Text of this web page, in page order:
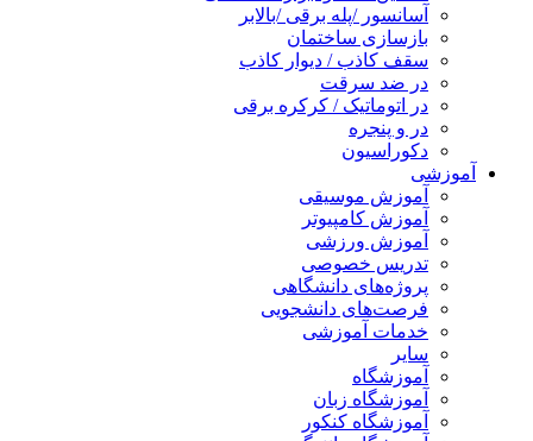
آسانسور /پله برقی /بالابر
بازسازی ساختمان
سقف کاذب / دیوار کاذب
در ضد سرقت
در اتوماتیک / کرکره برقی
در و پنجره
دکوراسیون
آموزشی
آموزش موسیقی
آموزش کامپیوتر
آموزش ورزشی
تدریس خصوصی
پروژه‌های دانشگاهی
فرصت‌های دانشجویی
خدمات آموزشی
سایر
آموزشگاه
آموزشگاه زبان
آموزشگاه کنکور